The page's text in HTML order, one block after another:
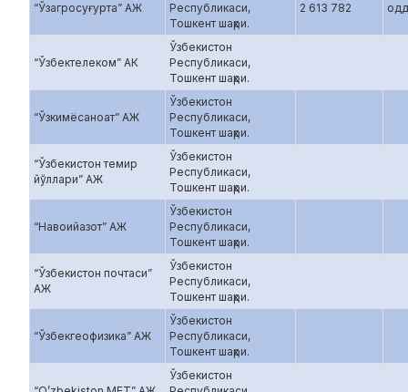
“Ўзагросуғурта” АЖ
Республикаси,
Тошкент шаҳри.
2 613 782
“Ўзбектелеком” АК
Ўзбекистон
Республикаси,
Тошкент шаҳри.
“Ўзкимёсаноат” АЖ
Ўзбекистон
Республикаси,
Тошкент шаҳри.
“Ўзбекистон темир
йўллари” АЖ
Ўзбекистон
Республикаси,
Тошкент шаҳри.
“Навоийазот” АЖ
Ўзбекистон
Республикаси,
Тошкент шаҳри.
“Ўзбекистон почтаси”
АЖ
Ўзбекистон
Республикаси,
Тошкент шаҳри.
“Ўзбекгеофизика” АЖ
Ўзбекистон
Республикаси,
Тошкент шаҳри.
Ўзбекистон